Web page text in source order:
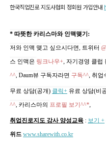
한국직업진로 지도사협회 정회원 가입안내
* 따뜻한 카리스마와 인맥맺기:
저와 인맥 맺고 싶으시다면, 트위터
스 인맥은 링크나우+, 자기경영 클럽
^^, Daum뷰 구독자라면 구독^^, 취업
무료 상담(공개) 클릭+ 유료 상담(비
^^, 카리스마의 프로필 보기^^*,
취업진로지도 강사 양성교육 : 보기 +
위드 www.sharewith.co.kr